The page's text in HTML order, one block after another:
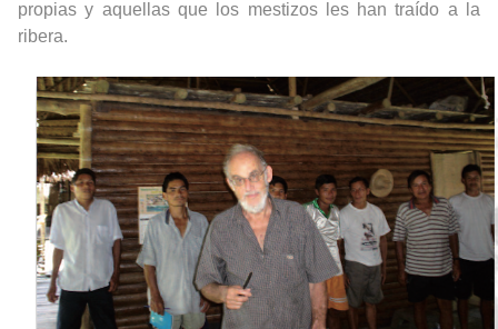
propias y aquellas que los mestizos les han traído a la
ribera.